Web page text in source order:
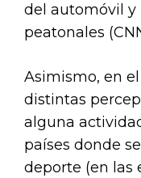
del automóvil y
peatonales
Asimismo, en
distintas
alguna
países donde
deporte (en las